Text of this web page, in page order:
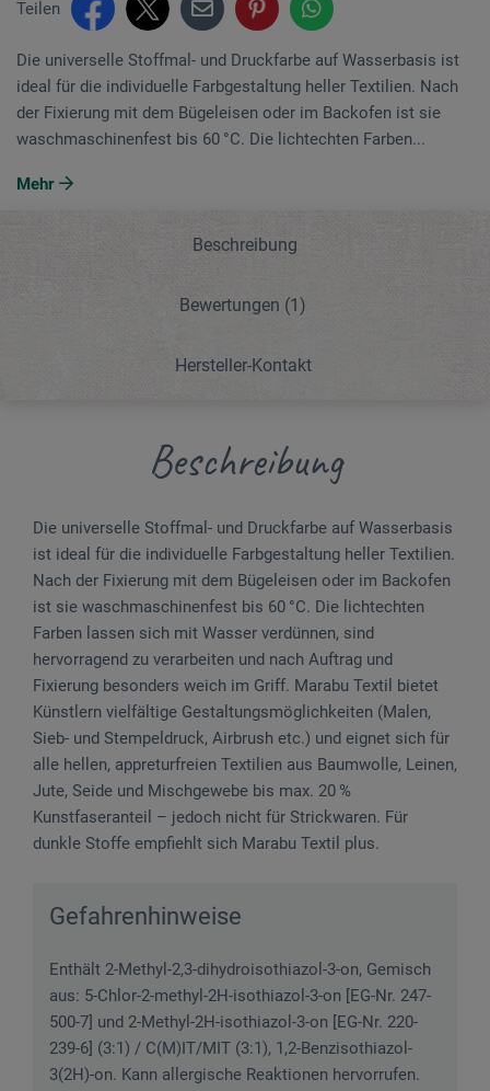
Teilen
Die universelle Stoffmal- und Druckfarbe auf Wasserbasis ist
ideal für die individuelle Farbgestaltung heller Textilien. Nach
der Fixierung mit dem Bügeleisen oder im Backofen ist sie
waschmaschinenfest bis 60 °C. Die lichtechten Farben...
Mehr
Beschreibung
Bewertungen (1)
Hersteller-Kontakt
Beschreibung
Die universelle Stoffmal- und Druckfarbe auf Wasserbasis
ist ideal für die individuelle Farbgestaltung heller Textilien.
Nach der Fixierung mit dem Bügeleisen oder im Backofen
ist sie waschmaschinenfest bis 60 °C. Die lichtechten
Farben lassen sich mit Wasser verdünnen, sind
hervorragend zu verarbeiten und nach Auftrag und
Fixierung besonders weich im Griff. Marabu Textil bietet
Künstlern vielfältige Gestaltungsmöglichkeiten (Malen,
Sieb- und Stempeldruck, Airbrush etc.) und eignet sich für
alle hellen, appreturfreien Textilien aus Baumwolle, Leinen,
Jute, Seide und Mischgewebe bis max. 20 %
Kunstfaseranteil – jedoch nicht für Strickwaren. Für
dunkle Stoffe empfiehlt sich Marabu Textil plus.
Gefahrenhinweise
Enthält 2-Methyl-2,3-dihydroisothiazol-3-on, Gemisch
aus: 5-Chlor-2-methyl-2H-isothiazol-3-on [EG-Nr. 247-
500-7] und 2-Methyl-2H-isothiazol-3-on [EG-Nr. 220-
239-6] (3:1) / C(M)IT/MIT (3:1), 1,2-Benzisothiazol-
3(2H)-on. Kann allergische Reaktionen hervorrufen.